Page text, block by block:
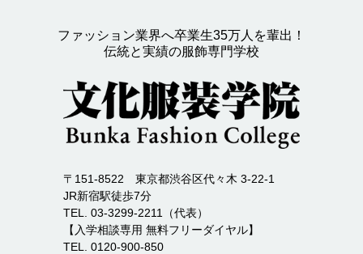
ファッション業界へ卒業生35万人を輩出！
伝統と実績の服飾専門学校
〒151-8522 東京都渋谷区代々木 3-22-1
JR新宿駅徒歩7分
TEL. 03-3299-2211（代表）
【入学相談専用 無料フリーダイヤル】
TEL. 0120-900-850